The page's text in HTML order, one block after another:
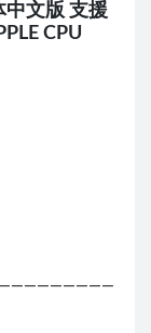
中文版 支援
CPU